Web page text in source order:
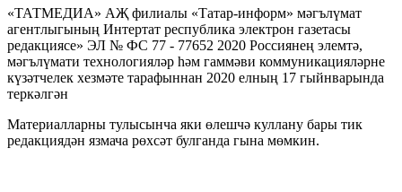
«ТАТМЕДИА» АҖ филиалы «Татар-информ» мәгълүмат
агентлыгының Интертат республика электрон газетасы
редакциясе» ЭЛ № ФС 77 - 77652 2020 Россиянең элемтә,
мәгълүмати технологияләр һәм гаммәви коммуникацияләрне
күзәтчелек хезмәте тарафыннан 2020 елның 17 гыйнварында
теркәлгән
Материалларны тулысынча яки өлешчә куллану бары тик
редакциядән язмача рөхсәт булганда гына мөмкин.